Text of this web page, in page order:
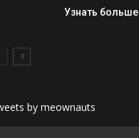
Узнать больше
by meownauts